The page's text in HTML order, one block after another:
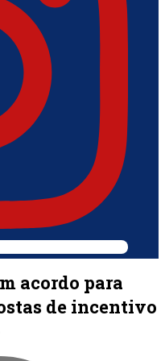
acordo para
de incentivo